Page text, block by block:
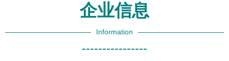
企业信息
Information
----------------